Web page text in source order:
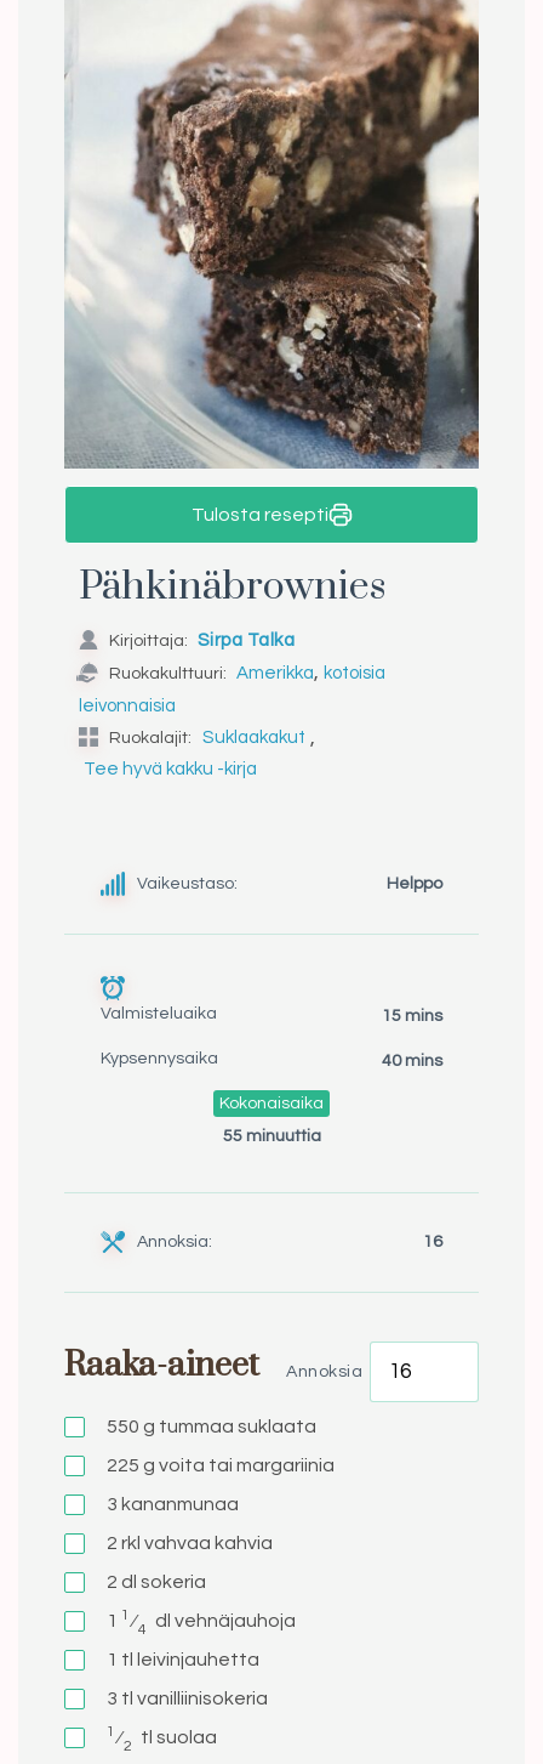
Tulosta resepti
Pähkinäbrownies
Kirjoittaja: Sirpa Talka
Ruokakulttuuri: Amerikka, kotoisia
leivonnaisia
Ruokalajit:
Suklaakakut ,
Tee hyvä kakku -kirja
Vaikeustaso: Helppo
Valmisteluaika 15 mins
Kypsennysaika 40 mins
Kokonaisaika
55 minuuttia
Annoksia: 16
Raaka-aineet Annoksia
550 g tummaa suklaata
225 g voita tai margariinia
3 kananmunaa
2 rkl vahvaa kahvia
2 dl sokeria
1 1 ⁄4 dl vehnäjauhoja
1 tl
leivinjauhetta
3 tl vanilliinisokeria
1 ⁄2 tl suolaa